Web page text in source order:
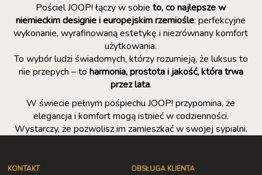
Pościel JOOP! łączy w sobieto, co najlepsze w
niemieckim designie i europejskim rzemiośle: perfekcyjne
wykonanie, wyrafinowaną estetykę i niezrównany komfort
użytkowania.
To wybór ludzi świadomych, którzy rozumieją, że luksus to
nie przepych – to harmonia, prostota i jakość, która trwa
przez lata.
W świecie pełnym pośpiechu JOOP! przypomina, że
elegancja i komfort mogą istnieć w codzienności.
Wystarczy, że pozwolisz im zamieszkać w swojej sypialni.
KONTAKT
OBSŁUGA KLIENTA